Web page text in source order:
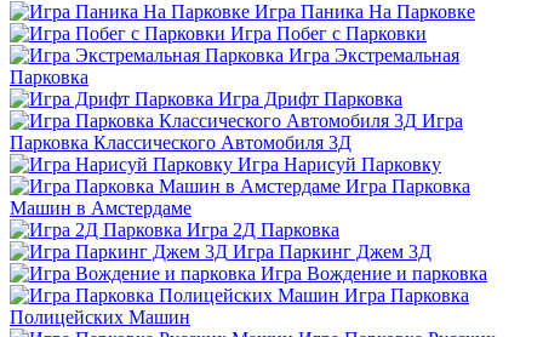
Игра Паника На Парковке
Игра Побег с Парковки
Игра Экстремальная
Парковка
Игра Дрифт Парковка
Игра
Парковка Классического Автомобиля 3Д
Игра Нарисуй Парковку
Игра Парковка
Машин в Амстердаме
Игра 2Д Парковка
Игра Паркинг Джем 3Д
Игра Вождение и парковка
Игра Парковка
Полицейских Машин